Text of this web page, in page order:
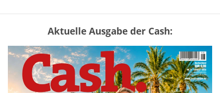
Vermieter-Zutritt: Wann Mieter
die Wohnung öffnen müssen
mehr
Aktuelle Ausgabe der Cash: